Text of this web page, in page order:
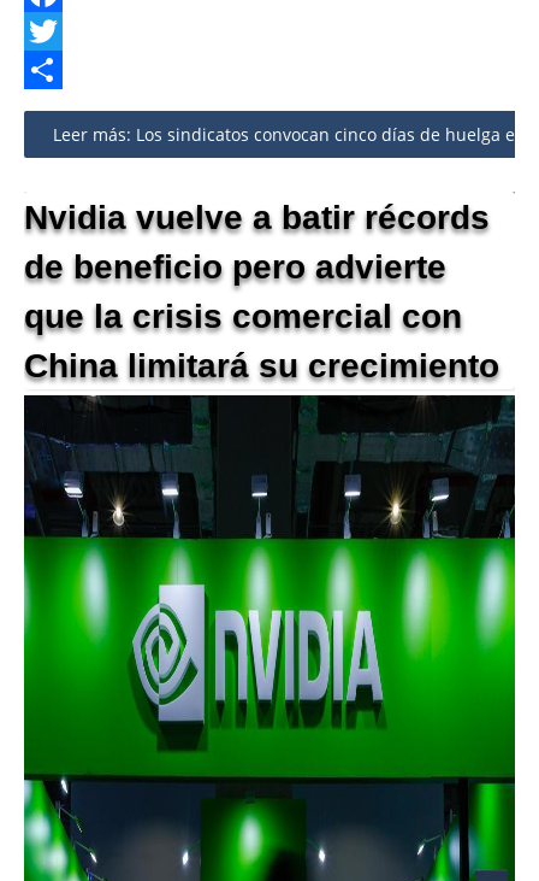
Facebook
Twitter
Share
Leer más: Los sindicatos convocan cinco días de huelga
Nvidia vuelve a batir récords
de beneficio pero advierte
que la crisis comercial con
China limitará su crecimiento